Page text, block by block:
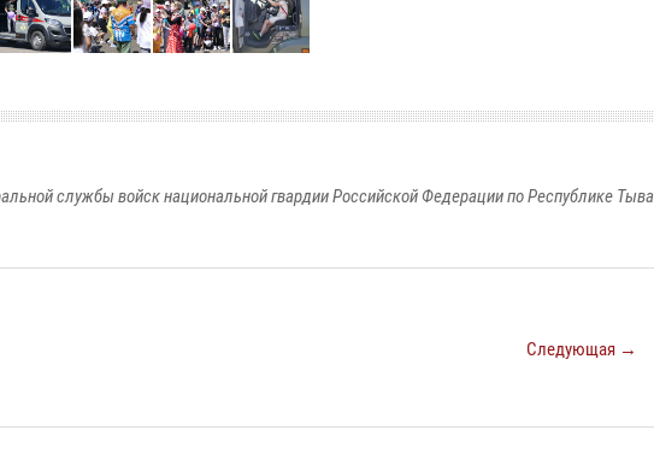
службы войск национальной гвардии Российской Федерации по Республике Тыва
Следующая →